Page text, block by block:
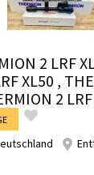
2 LRF
XL50 ,
2